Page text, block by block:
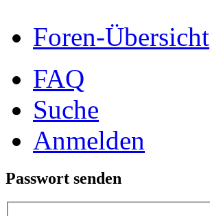
Foren-Übersicht
FAQ
Suche
Anmelden
Passwort senden